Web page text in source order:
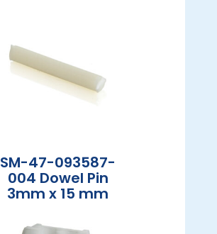
SM-47-093587-
004 Dowel Pin
3mm x 15 mm